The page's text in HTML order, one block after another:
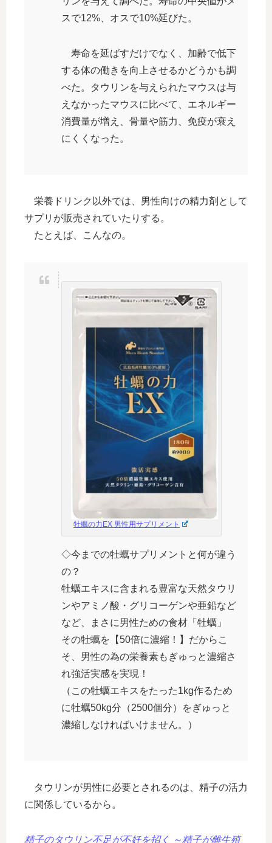
スで12%、オスで10%延びた。
寿命を延ばすだけでなく、加齢で低下
する体の働きを向上させるかどうかも調
べた。タウリンを与えられたマウスは与
えなかったマウスに比べて、エネルギー
消費量が増え、骨量や筋力、免疫が衰え
にくくなった。
栄養ドリンク以外では、男性向けの精力剤として
サプリが販売されていたりする。
たとえば、こんなの。
牡蠣の力EX 男性用サプリメント
◇今までの牡蠣サプリメントと何が違う
の？
牡蠣エキスに含まれる豊富な天然タウリ
ンやアミノ酸・グリコーゲンや亜鉛など
など、まさに男性ための食材「牡蠣」
その牡蠣を【50倍に濃縮！】だからこ
そ、男性の為の栄養素もぎゅっと濃縮さ
れ強活実感を実現！
（この牡蠣エキスをたった1kg作るため
に牡蠣50kg分（2500個分）をぎゅっと
濃縮しなければいけません。）
タウリンが男性に必要とされるのは、精子の活力
に関係しているから。
精子のタウリン不足が不妊を招く ～精子が雌生殖